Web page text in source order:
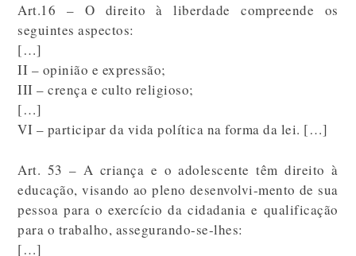
Art.16 – O direito à liberdade compreende os
seguintes aspectos:
[…]
II – opinião e expressão;
III – crença e culto religioso;
[…]
VI – participar da vida política na forma da lei. […]
Art. 53 – A criança e o adolescente têm direito à
educação, visando ao pleno desenvolvi-mento de sua
pessoa para o exercício da cidadania e qualificação
para o trabalho, assegurando-se-lhes:
[…]